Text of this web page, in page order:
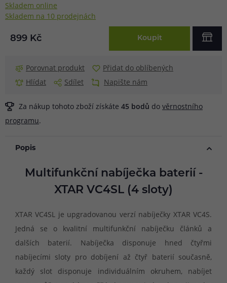
Skladem online
Skladem na 10 prodejnách
899 Kč Koupit
Porovnat produkt
Přidat do oblíbených
Hlídat
Sdílet Napište nám
Za nákup tohoto zboží získáte 45 bodů do věrnostního
programu.
Popis
Multifunkční nabíječka baterií -
XTAR VC4SL (4 sloty)
XTAR VC4SL je upgradovanou verzí nabíječky XTAR VC4S.
Jedná se o kvalitní multifunkční nabíječku článků a
dalších baterií. Nabíječka disponuje hned čtyřmi
nabíjecími sloty pro dobíjení až čtyř baterií současně,
každý slot disponuje individuálním okruhem, nabíjet